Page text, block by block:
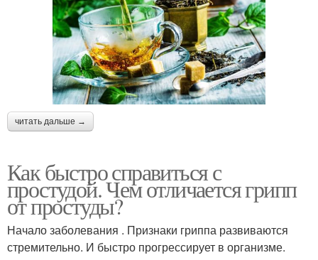
читать дальше →
Как быстро справиться с
простудой. Чем отличается грипп
от простуды?
Начало заболевания . Признаки гриппа развиваются
стремительно. И быстро прогрессирует в организме.